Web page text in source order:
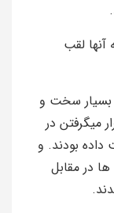
آنها لقب
بسیار سخت و
میگرفتن در
داده بودند. و
در مقابل